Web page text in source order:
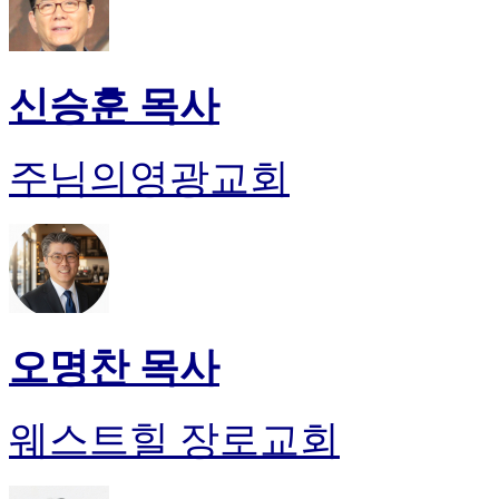
신승훈 목사
주님의영광교회
오명찬 목사
웨스트힐 장로교회